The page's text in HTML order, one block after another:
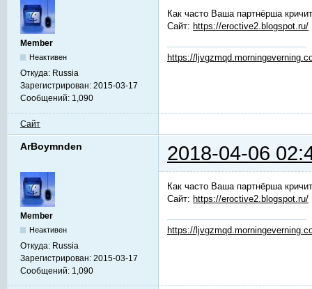
Member
Неактивен
Откуда: Russia
Зарегистрирован: 2015-03-17
Сообщений: 1,090
Как часто Ваша партнёрша
Сайт: https://eroctive2.blogspot.ru/
https://
Сайт
ArBoymnden 2018-04-06
Member
Неактивен
Откуда: Russia
Зарегистрирован: 2015-03-17
Сообщений: 1,090
Как часто Ваша партнёрша
Сайт: https://eroctive2.blogspot.ru/
https://